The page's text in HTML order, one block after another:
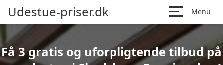
Udestue-priser.dk Menu
Få 3 gratis og uforpligtende tilbud på